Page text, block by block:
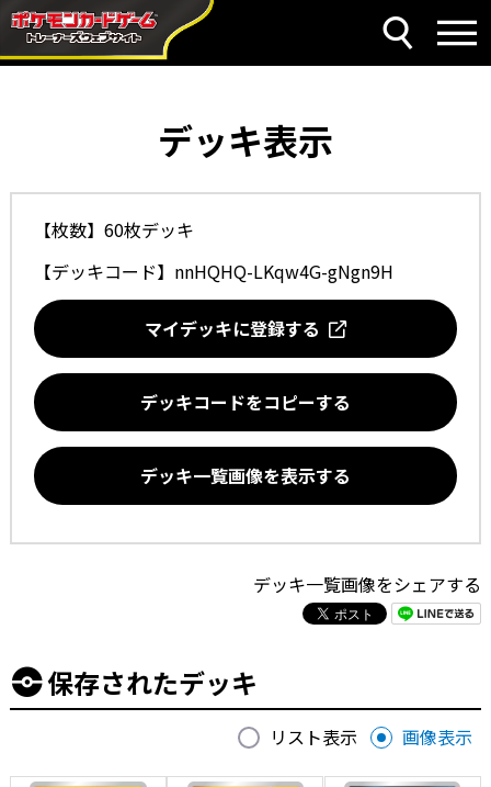
デッキ表示
【枚数】60枚デッキ
【デッキコード】 nnHQHQ-LKqw4G-gNgn9H
マイデッキに登録する
デッキコードをコピーする
デッキ一覧画像を表示する
デッキ一覧画像をシェアする
保存されたデッキ
リスト表示 画像表示